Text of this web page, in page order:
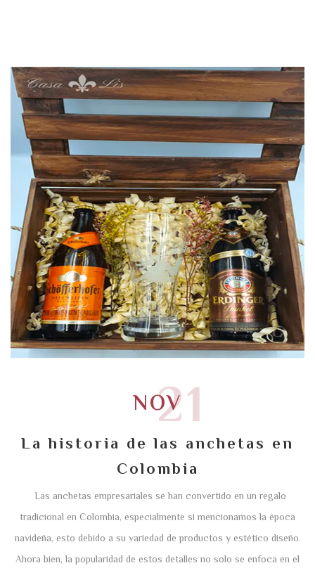
21
NOV
La historia de las anchetas en
Colombia
Las anchetas empresariales se han convertido en un regalo
tradicional en Colombia, especialmente si mencionamos la época
navideña, esto debido a su variedad de productos y estético diseño.
Ahora bien, la popularidad de estos detalles no solo se enfoca en el